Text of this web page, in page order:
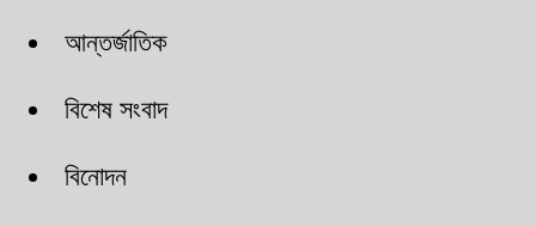
আন্তর্জাতিক
বিশেষ সংবাদ
বিনোদন